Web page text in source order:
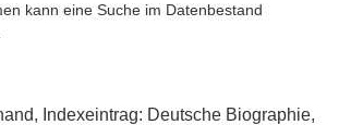
kann eine Suche im Datenbestand
Indexeintrag: Deutsche Biographie,